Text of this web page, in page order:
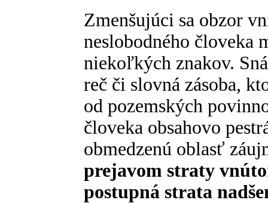
Zmenšujúci sa obzor
neslobodného človeka
niekoľkých znakov.
reč či slovná zásoba,
od pozemských
človeka obsahovo
obmedzenú oblasť
prejavom straty
postupná strata